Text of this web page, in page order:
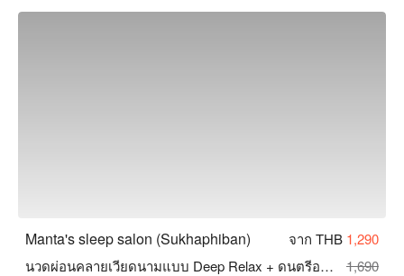
Manta's sleep salon (Sukhaphiban) จาก THB 1,290
นวดผ่อนคลายเวียดนามแบบ Deep Relax + ดนตรีอโรมาเทอราพี (17 ขั้นตอน) 75 นาที
1,690